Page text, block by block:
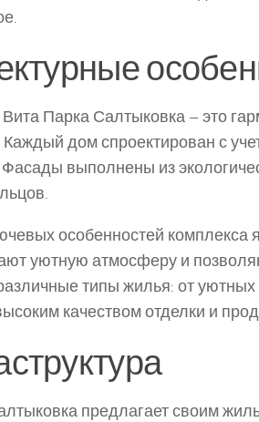
Вита Парка Салтыковка – это
дом спроектирован с
выполнены из
особенностей
уютную атмосферу и
типы жилья: от
качеством отделки и
предлагает своим